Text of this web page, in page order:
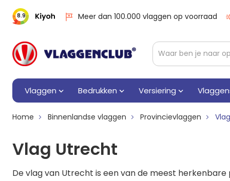
8.9 Meer dan 100.000 vlaggen op voorraad
Vlaggen Bedrukken Versiering
Home Binnenlandse vlaggen Provincievlaggen
Vlag Utrecht
De vlag van Utrecht is een van de meest